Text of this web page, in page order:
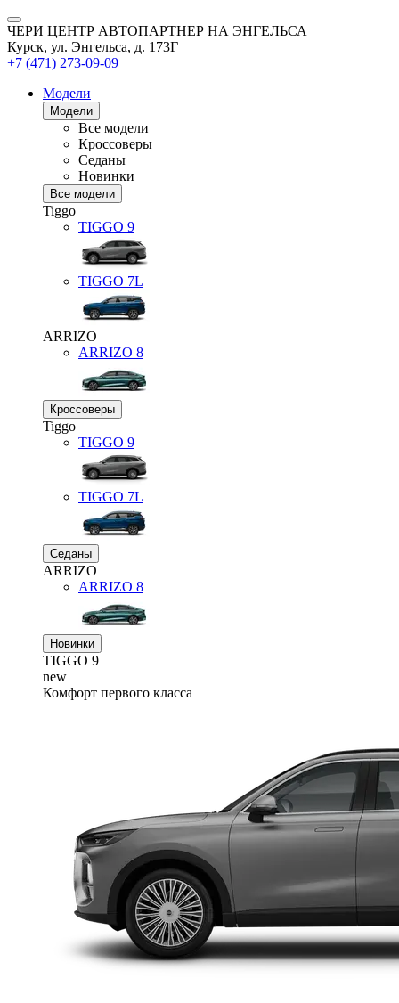
ЧЕРИ ЦЕНТР АВТОПАРТНЕР НА ЭНГЕЛЬСА
Курск, ул. Энгельса, д. 173Г
+7 (471) 273-09-09
Модели
Модели
Все модели
Кроссоверы
Седаны
Новинки
Все модели
Tiggo
TIGGO 9
TIGGO 7L
ARRIZO
ARRIZO 8
Кроссоверы
Tiggo
TIGGO 9
TIGGO 7L
Седаны
ARRIZO
ARRIZO 8
Новинки
TIGGO 9
new
Комфорт первого класса